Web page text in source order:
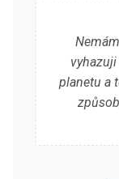
planetu a